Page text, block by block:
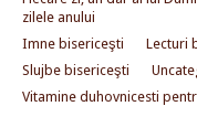
zilele anului
Imne bisericeşti
Lecturi
Slujbe bisericeşti
Vitamine duhovnicesti